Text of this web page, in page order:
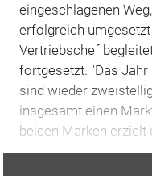
eingeschlagenen
erfolgreich
Vertriebschef
fortgesetzt. "Das
sind wieder
insgesamt einen
beiden Marken erzielt